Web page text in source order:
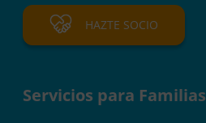
HAZTE SOCIO
Servicios para Familias